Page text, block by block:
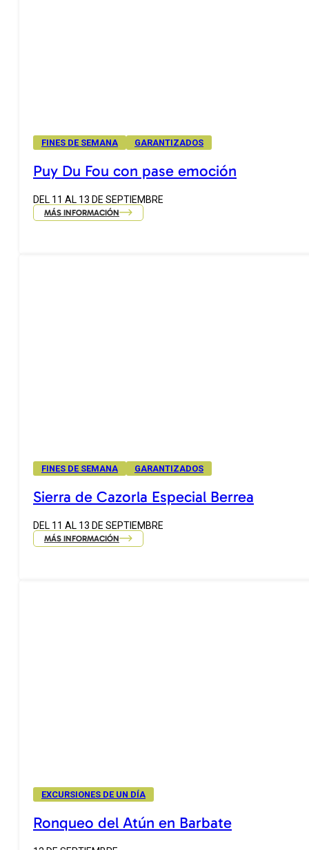
FINES DE SEMANA GARANTIZADOS
Puy Du Fou con pase emoción
DEL 11 AL 13 DE SEPTIEMBRE
MÁS INFORMACIÓN
FINES DE SEMANA GARANTIZADOS
Sierra de Cazorla Especial Berrea
DEL 11 AL 13 DE SEPTIEMBRE
MÁS INFORMACIÓN
EXCURSIONES DE UN DÍA
Ronqueo del Atún en Barbate